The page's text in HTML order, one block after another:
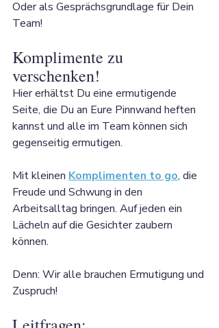
Oder als Gesprächsgrundlage für Dein
Team!
Komplimente zu
verschenken!
Hier erhältst Du eine ermutigende
Seite, die Du an Eure Pinnwand heften
kannst und alle im Team können sich
gegenseitig ermutigen.
Mit kleinen Komplimenten to go, die
Freude und Schwung in den
Arbeitsalltag bringen. Auf jeden ein
Lächeln auf die Gesichter zaubern
können.
Denn: Wir alle brauchen Ermutigung und
Zuspruch!